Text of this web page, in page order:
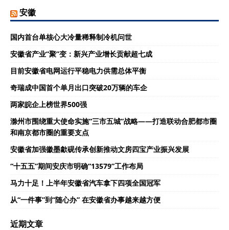
安徽
国内首台单核心大冷量稀释制冷机问世
安徽省产业“聚”变：新兴产业增长贡献超七成
目前安徽省电网运行平稳电力供需总体平衡
奇瑞成中国首个单月出口突破20万辆的车企
两家皖企上榜世界500强
滁州市围绕重大使命实施“三市五城”战略——打造联动合肥都市圈
和南京都市圈的重要支点
安徽省加强徽墨歙砚传承创新推动文房四宝产业振兴发展
“十五五”期间安庆市明确“13579”工作布局
马力十足！上半年安徽省汽车拿下四项全国冠军
从“一件事”到“随心办” 在安徽省办事越来越方便
近期文章